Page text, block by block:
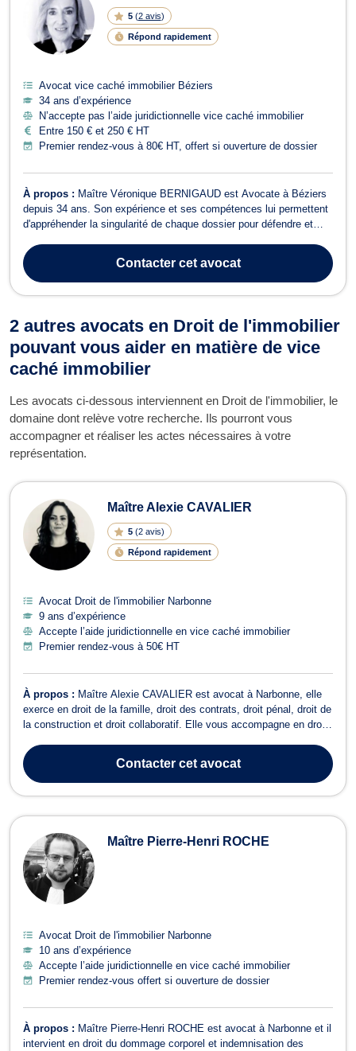
5 (2 avis)
Répond rapidement
Avocat vice caché immobilier Béziers
34 ans d’expérience
N’accepte pas l’aide juridictionnelle vice caché immobilier
Entre 150 € et 250 € HT
Premier rendez-vous à 80€ HT, offert si ouverture de dossier
À propos : Maître Véronique BERNIGAUD est Avocate à Béziers
depuis 34 ans. Son expérience et ses compétences lui permettent
d'appréhender la singularité de chaque dossier pour défendre et
civiles. Divorce & droit de la famille —Vous accompagner dans les
moment...
Contactercet avocat
2 autres avocats en Droit de l'immobilier
pouvant vous aider en matière de vice
caché immobilier
Les avocats ci-dessous interviennent en Droit de l'immobilier, le
domaine dont relève votre recherche. Ils pourront vous
accompagner et réaliser les actes nécessaires à votre
représentation.
Maître Alexie CAVALIER
5 (2 avis)
Répond rapidement
Avocat Droit de l'immobilier Narbonne
9 ans d’expérience
Accepte l’aide juridictionnelle en vice caché immobilier
Premier rendez-vous à 50€ HT
À propos : Maître Alexie CAVALIER est avocat à Narbonne, elle
exerce en droit de la famille, droit des contrats, droit pénal, droit de
la construction et droit collaboratif. Elle vous accompagne en droit
que les procédures de divorce (consentement mutuel ou
contentieux)...
Contactercet avocat
Maître Pierre-Henri ROCHE
Avocat Droit de l'immobilier Narbonne
10 ans d’expérience
Accepte l’aide juridictionnelle en vice caché immobilier
Premier rendez-vous offert si ouverture de dossier
À propos : Maître Pierre-Henri ROCHE est avocat à Narbonne et il
intervient en droit du dommage corporel et indemnisation des